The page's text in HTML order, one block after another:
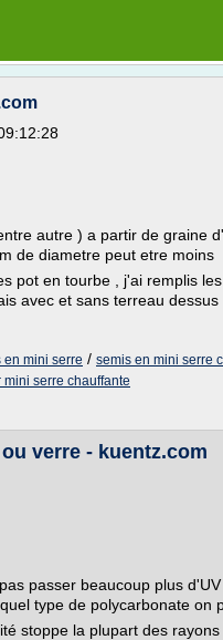
autre ) a partir de graine
de diametre peut etre moins
pot en tourbe , j'ai remplis
avec et sans terreau dessus
en mini serre / semis en mini serre
mini serre chauffante
verre - kuentz.com
passer beaucoup plus
type de polycarbonate on
stoppe la plupart des